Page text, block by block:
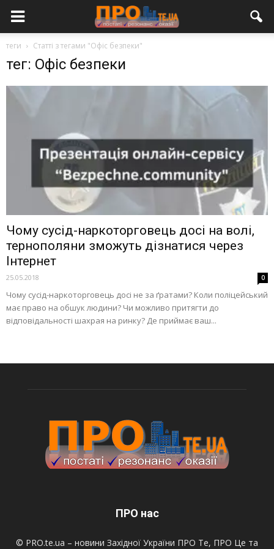
теги Статті з тегами "Офіс безпеки"
тег: Офіс безпеки
Чому сусід-наркоторговець досі на волі,
тернополяни зможуть дізнатися через
Інтернет
25.05.2018 0
Чому сусід-наркоторговець досі не за ґратами? Коли поліцейський
має право на обшук людини? Чи можливо притягти до
відповідальності шахрая на ринку? Де приймає ваш...
ПРО нас
© PRO.te.ua – новини Західної України ПРО Те, ПРО Це та